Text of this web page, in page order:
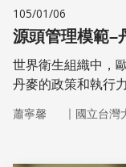
105/01/06
源頭管理模範–
世界衛生組織中，
丹麥的政策和執行
盟對食品安全目標
蕭寧馨 ｜ 國立台灣